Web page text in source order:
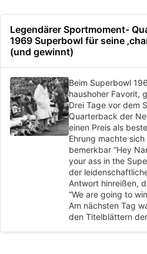
Legendärer Sportmoment-
1969 Superbowl für seine
(und gewinnt)
Beim Superbowl
haushoher Favorit,
Drei Tage vor dem
Quarterback der
einen Preis als
Ehrung machte
bemerkbar “Hey
your ass in the
der
Antwort hinreißen,
“We are going to
Am nächsten Tag
den Titelblättern